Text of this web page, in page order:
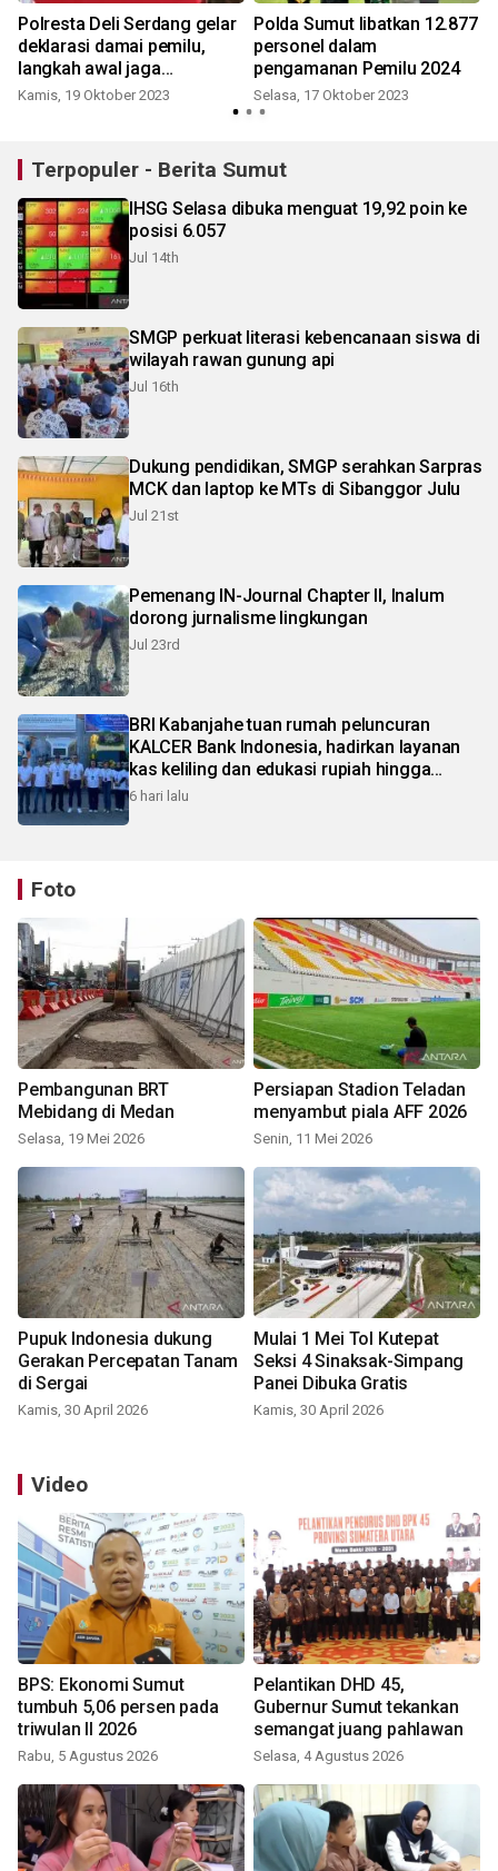
Polresta Deli Serdang gelar
deklarasi damai pemilu,
langkah awal jaga
keamanan
Kamis, 19 Oktober 2023
Polda Sumut libatkan 12.877
personel dalam
pengamanan Pemilu 2024
Selasa, 17 Oktober 2023
Terpopuler - Berita Sumut
IHSG Selasa dibuka menguat 19,92 poin ke
posisi 6.057
Jul 14th
SMGP perkuat literasi kebencanaan siswa di
wilayah rawan gunung api
Jul 16th
Dukung pendidikan, SMGP serahkan Sarpras
MCK dan laptop ke MTs di Sibanggor Julu
Jul 21st
Pemenang IN-Journal Chapter II, Inalum
dorong jurnalisme lingkungan
Jul 23rd
BRI Kabanjahe tuan rumah peluncuran
KALCER Bank Indonesia, hadirkan layanan
kas keliling dan edukasi rupiah hingga
pelosok Karo
6 hari lalu
Foto
Pembangunan BRT
Mebidang di Medan
Selasa, 19 Mei 2026
Persiapan Stadion Teladan
menyambut piala AFF 2026
Senin, 11 Mei 2026
Pupuk Indonesia dukung
Gerakan Percepatan Tanam
di Sergai
Kamis, 30 April 2026
Mulai 1 Mei Tol Kutepat
Seksi 4 Sinaksak-Simpang
Panei Dibuka Gratis
Kamis, 30 April 2026
Video
BPS: Ekonomi Sumut
tumbuh 5,06 persen pada
triwulan II 2026
Rabu, 5 Agustus 2026
Pelantikan DHD 45,
Gubernur Sumut tekankan
semangat juang pahlawan
Selasa, 4 Agustus 2026